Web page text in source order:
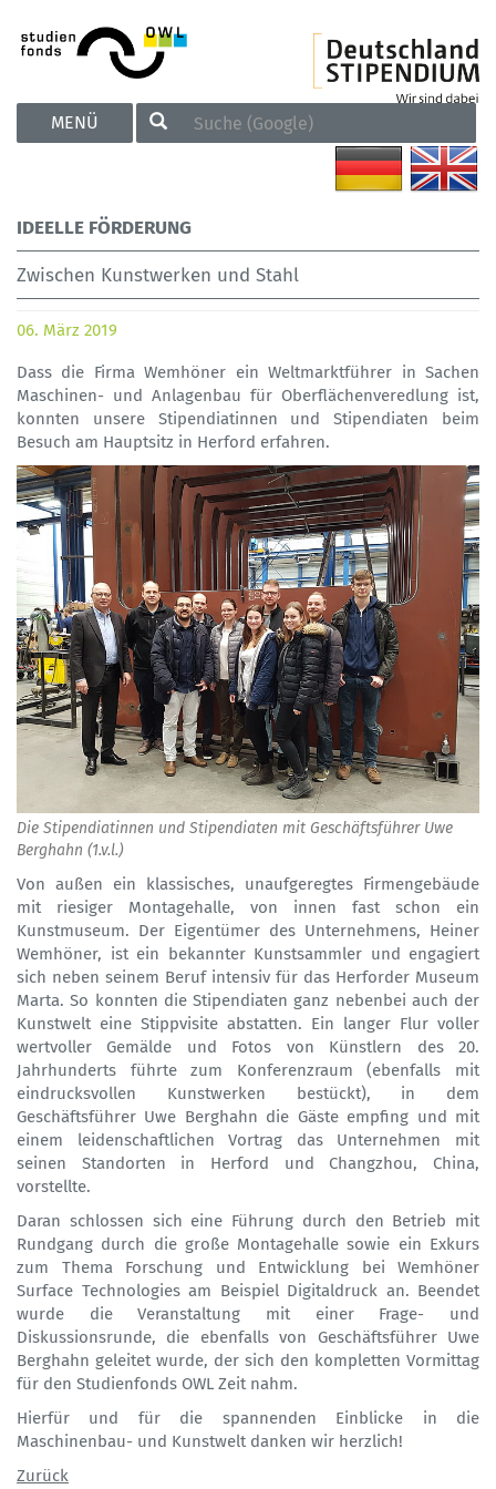
TOGGLE
NAVIGATION
MENÜ
IDEELLE FÖRDERUNG
Zwischen Kunstwerken und Stahl
06. März 2019
Dass die Firma Wemhöner ein Weltmarktführer in Sachen
Maschinen- und Anlagenbau für Oberflächenveredlung ist,
konnten unsere Stipendiatinnen und Stipendiaten beim
Besuch am Hauptsitz in Herford erfahren.
Die Stipendiatinnen und Stipendiaten mit Geschäftsführer Uwe
Berghahn (1.v.l.)
Von außen ein klassisches, unaufgeregtes Firmengebäude
mit riesiger Montagehalle, von innen fast schon ein
Kunstmuseum. Der Eigentümer des Unternehmens, Heiner
Wemhöner, ist ein bekannter Kunstsammler und engagiert
sich neben seinem Beruf intensiv für das Herforder Museum
Marta. So konnten die Stipendiaten ganz nebenbei auch der
Kunstwelt eine Stippvisite abstatten. Ein langer Flur voller
wertvoller Gemälde und Fotos von Künstlern des 20.
Jahrhunderts führte zum Konferenzraum (ebenfalls mit
eindrucksvollen Kunstwerken bestückt), in dem
Geschäftsführer Uwe Berghahn die Gäste empfing und mit
einem leidenschaftlichen Vortrag das Unternehmen mit
seinen Standorten in Herford und Changzhou, China,
vorstellte.
Daran schlossen sich eine Führung durch den Betrieb mit
Rundgang durch die große Montagehalle sowie ein Exkurs
zum Thema Forschung und Entwicklung bei Wemhöner
Surface Technologies am Beispiel Digitaldruck an. Beendet
wurde die Veranstaltung mit einer Frage- und
Diskussionsrunde, die ebenfalls von Geschäftsführer Uwe
Berghahn geleitet wurde, der sich den kompletten Vormittag
für den Studienfonds OWL Zeit nahm.
Hierfür und für die spannenden Einblicke in die
Maschinenbau- und Kunstwelt danken wir herzlich!
Zurück